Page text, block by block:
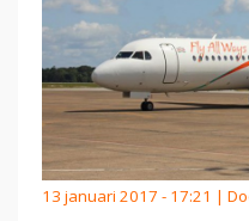
13 januari 2017 - 17:21 |